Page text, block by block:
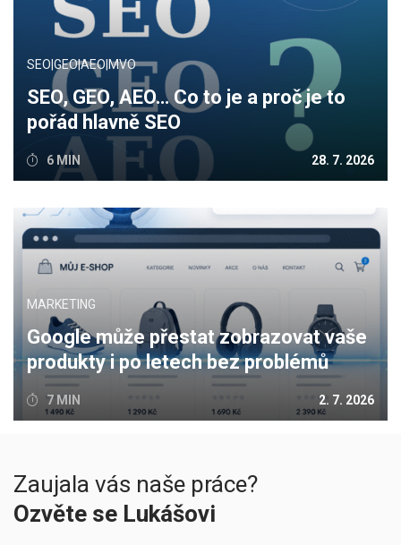
SEO|GEO|AEO|MVO
SEO, GEO, AEO… Co to je a proč je to
pořád hlavně SEO
6 MIN 28. 7. 2026
MARKETING
Google může přestat zobrazovat vaše
produkty i po letech bez problémů
7 MIN 2. 7. 2026
Zaujala vás naše práce?
Ozvěte se Lukášovi